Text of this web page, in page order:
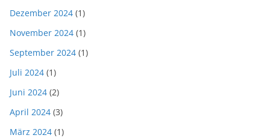
Dezember 2024 (1)
November 2024 (1)
September 2024 (1)
Juli 2024 (1)
Juni 2024 (2)
April 2024 (3)
März 2024 (1)